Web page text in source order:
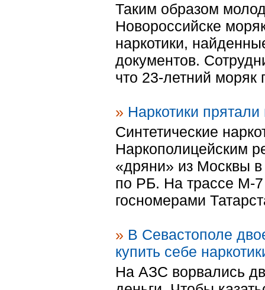
Таким образом
Новороссийске
наркотики,
документов.
что 23-летний моряк
» Наркотики
Синтетические
Наркополицейским
«дряни» из Москвы
по РБ. На трассе М-
госномерами
» В Севастополе
купить себе
На АЗС ворвались